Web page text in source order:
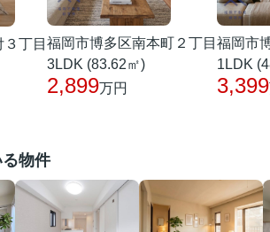
丁目 福岡市博多区南本町２丁目
3LDK (83.62㎡)
2,899万円
福岡市
1LDK
3,399
物件